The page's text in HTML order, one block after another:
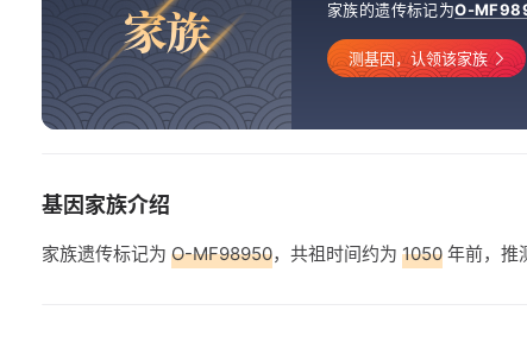
家族 家族的遗传标记为O-
测基因，认领该家族
基因家族介绍
家族遗传标记为 O-MF98950，共祖时间约为 1050 年前，推